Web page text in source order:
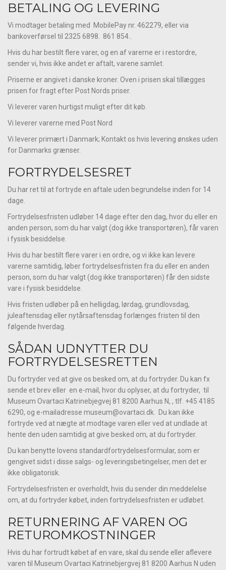
BETALING OG LEVERING
Vi modtager betaling med MobilePay nr. 462279, eller via
bankoverførsel til 2325 6898. 861 854..
Hvis du har bestilt flere varer, og en af varerne er i restordre,
sender vi, hvis ikke andet er aftalt, varene samlet.
Priserne er angivet i danske kroner. Oven i prisen skal tillægges
prisen for fragt efter Post Nords priser.
Vi leverer varen hurtigst muligt efter dit køb.
Vi leverer varerne med Post Nord
Vi leverer primært i Danmark; Kontakt os hvis levering ønskes uden
for Danmarks grænser.
FORTRYDELSESRET
Du har ret til at fortryde en aftale uden begrundelse inden for 14
dage.
Fortrydelsesfristen udløber 14 dage efter den dag, hvor du eller en
anden person, som du har valgt (dog ikke transportøren), får varen
i fysisk besiddelse.
Hvis du har bestilt flere varer i en ordre, og vi ikke kan levere
varerne samtidig, løber fortrydelsesfristen fra du eller en anden
person, som du har valgt (dog ikke transportøren) får den sidste
vare i fysisk besiddelse.
Hvis fristen udløber på en helligdag, lørdag, grundlovsdag,
juleaftensdag eller nytårsaftensdag forlænges fristen til den
følgende hverdag.
SÅDAN UDNYTTER DU
FORTRYDELSESRETTEN
Du fortryder ved at give os besked om, at du fortryder. Du kan fx
sende et brev eller en e-mail, hvor du oplyser, at du fortryder, til
Museum Ovartaci Katrinebjegvej 81 8200 Aarhus N, , tlf. +45 4185
6290, og e-mailadresse museum@ovartaci.dk. Du kan ikke
fortryde ved at nægte at modtage varen eller ved at undlade at
hente den uden samtidig at give besked om, at du fortryder.
Du kan benytte lovens standardfortrydelsesformular, som er
gengivet sidst i disse salgs- og leveringsbetingelser, men det er
ikke obligatorisk.
Fortrydelsesfristen er overholdt, hvis du sender din meddelelse
om, at du fortryder købet, inden fortrydelsesfristen er udløbet.
RETURNERING AF VAREN OG
RETUROMKOSTNINGER
Hvis du har fortrudt købet af en vare, skal du sende eller aflevere
varen til Museum Ovartaci Katrinebjergvej 81 8200 Aarhus N uden